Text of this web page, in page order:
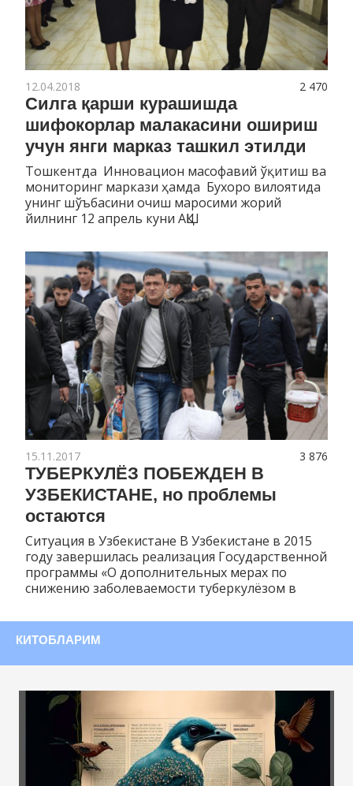
2 470
12.04.2018
Силга қарши курашишда
шифокорлар малакасини ошириш
учун янги марказ ташкил этилди
Тошкентда Инновацион масофавий ўқитиш ва
мониторинг маркази ҳамда Бухоро вилоятида
унинг шўъбасини очиш маросими жорий
йилнинг 12 апрель куни АҚШ
3 876
15.11.2017
ТУБЕРКУЛЁЗ ПОБЕЖДЕН В
УЗБЕКИСТАНЕ, но проблемы
остаются
Ситуация в Узбекистане В Узбекистане в 2015
году завершилась реализация Государственной
программы «О дополнительных мерах по
снижению заболеваемости туберкулёзом в
КИТОБЛАРИМ